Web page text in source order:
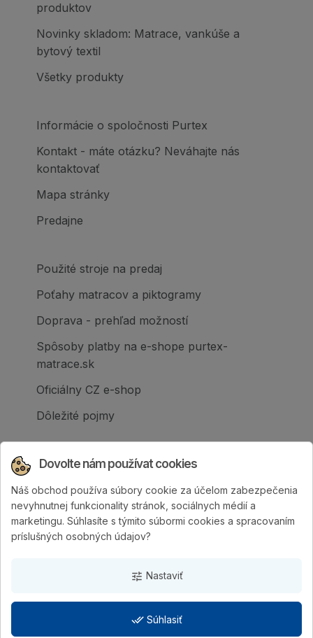
produktov
Novinky skladom: Matrace, vankúše a
bytový textil
Všetky produkty
Informácie o spoločnosti Purtex
Kontakt - máte otázku? Neváhajte nás
kontaktovať
Mapa stránky
Predajne
Použité stroje na predaj
Poťahy matracov a piktogramy
Doprava - prehľad možností
Spôsoby platby na e-shope purtex-
matrace.sk
Oficiálny CZ e-shop
Dôležité pojmy
Spoločnosť PURTEX s.r.o., založená v roku
1995, je popredným slovenským výrobcom
postelí a klinicky hodnotených matracov.
| Vytvorila digitálna agentúra
Dovolte nám používat cookies
Náš obchod používa súbory cookie za účelom zabezpečenia
nevyhnutnej funkcionality stránok, sociálnych médií a
marketingu. Súhlasíte s týmito súbormi cookies a spracovaním
príslušných osobných údajov?
tune Nastaviť
done_all Súhlasiť